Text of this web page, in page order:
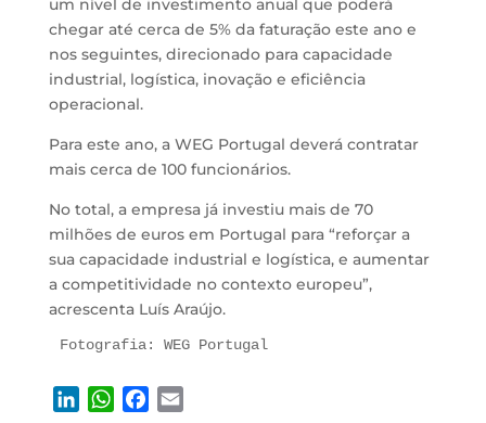
um nível de investimento anual que poderá
chegar até cerca de 5% da faturação este ano e
nos seguintes, direcionado para capacidade
industrial, logística, inovação e eficiência
operacional.
Para este ano, a WEG Portugal deverá contratar
mais cerca de 100 funcionários.
No total, a empresa já investiu mais de 70
milhões de euros em Portugal para “reforçar a
sua capacidade industrial e logística, e aumentar
a competitividade no contexto europeu”,
acrescenta Luís Araújo.
Fotografia: WEG Portugal
W